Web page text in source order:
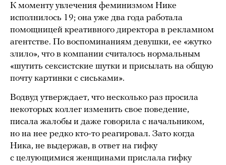
К моменту увлечения феминизмом Нике
исполнилось 19; она уже два года работала
помощницей креативного директора в рекламном
агентстве. По воспоминаниям девушки, ее «жутко
злило», что в компании считалось нормальным
«шутить сексистские шутки и присылать на общую
почту картинки с сиськами».
Водвуд утверждает, что несколько раз просила
некоторых коллег изменить свое поведение,
писала жалобы и даже говорила с начальником,
но на нее редко кто-то реагировал. Зато когда
Ника, не выдержав, в ответ на гифку
с целующимися женщинами прислала гифку